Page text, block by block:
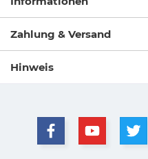
Zahlung & Versand
Hinweis